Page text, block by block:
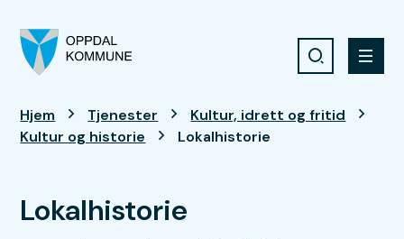
Søk Meny
Du er her:
Hjem Tjenester
Kultur, idrett og fritid
Kultur og historie
Lokalhistorie
Lokalhistorie